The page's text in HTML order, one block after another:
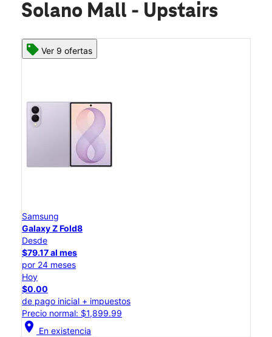
Solano Mall - Upstairs
Ver 9 ofertas
Samsung
Galaxy Z Fold8
Desde
$79.17 al mes
por 24 meses
Hoy
$0.00
de pago inicial + impuestos
Precio normal: $1,899.99
location_on En existencia